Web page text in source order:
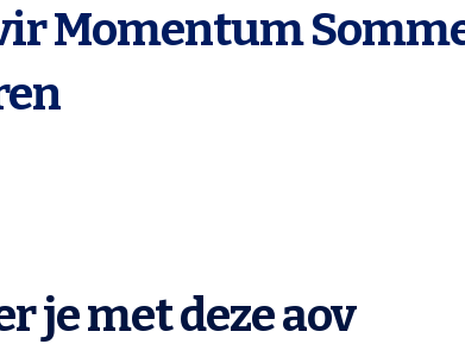
Momentum
je met deze aov